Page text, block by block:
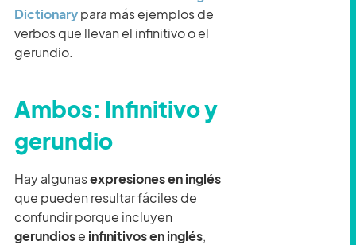
Dictionarypara más ejemplos de
verbos que llevan el infinitivo o el
gerundio.
Ambos: Infinitivo y
gerundio
Hay algunasexpresiones en inglés
que pueden resultar fáciles de
confundir porque incluyen
gerundiose infinitivos en inglés,